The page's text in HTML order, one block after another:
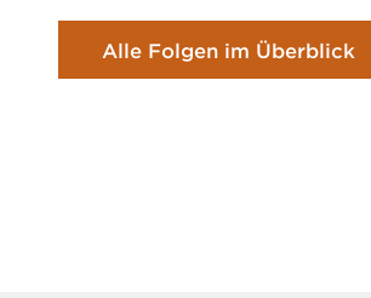
Alle Folgen im Überblick